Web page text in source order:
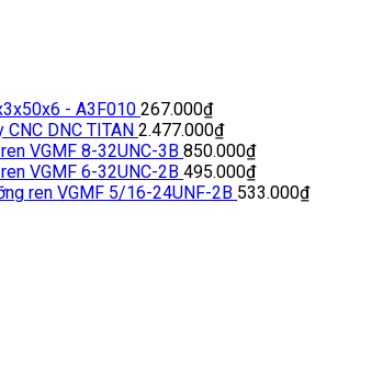
- A3F010 267.000₫
DNC TITAN 2.477.000₫
VGMF 8-32UNC-3B 850.000₫
VGMF 6-32UNC-2B 495.000₫
ren VGMF 5/16-24UNF-2B 533.000₫